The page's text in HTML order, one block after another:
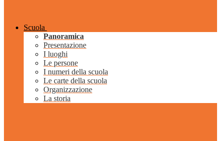
Scuola
Panoramica
Presentazione
I luoghi
Le persone
I numeri della scuola
Le carte della scuola
Organizzazione
La storia